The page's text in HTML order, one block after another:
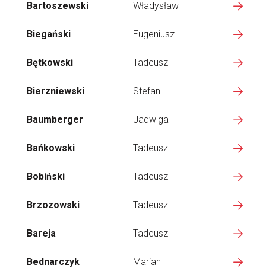
Bartoszewski Władysław
Biegański Eugeniusz
Bętkowski Tadeusz
Bierzniewski Stefan
Baumberger Jadwiga
Bańkowski Tadeusz
Bobiński Tadeusz
Brzozowski Tadeusz
Bareja Tadeusz
Bednarczyk Marian